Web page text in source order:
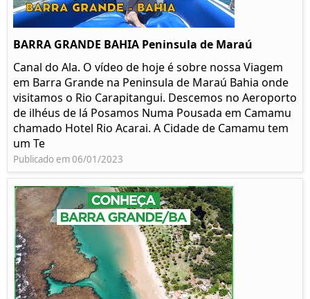
BARRA GRANDE BAHIA Peninsula de Maraú
Canal do Ala. O vídeo de hoje é sobre nossa Viagem
em Barra Grande na Peninsula de Maraú Bahia onde
visitamos o Rio Carapitangui. Descemos no Aeroporto
de ilhéus de lá Posamos Numa Pousada em Camamu
chamado Hotel Rio Acarai. A Cidade de Camamu tem
um Te
Publicado em 06/01/2023